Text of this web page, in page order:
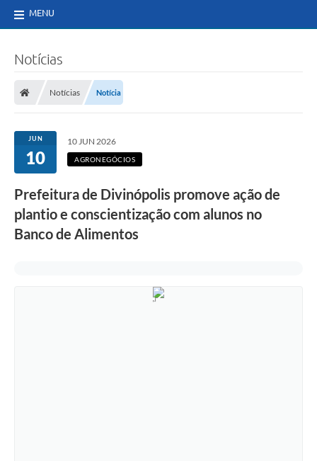
MENU
Notícias
Notícias Notícia
JUN
10
10 JUN 2026
AGRONEGÓCIOS
Prefeitura de Divinópolis promove ação de
plantio e conscientização com alunos no
Banco de Alimentos